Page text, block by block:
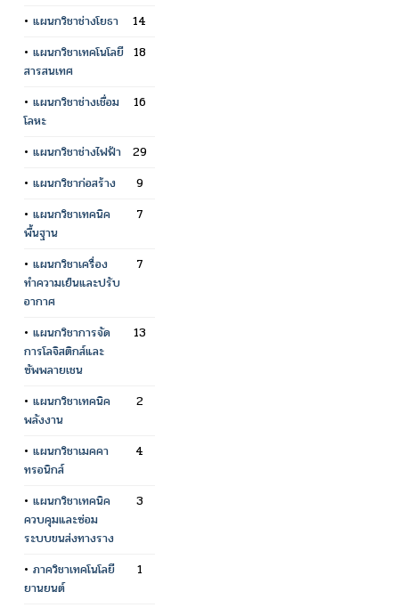
• แผนกวิชาช่างโยธา
14
• แผนกวิชาเทคโนโลยี
สารสนเทศ
18
• แผนกวิชาช่างเชื่อม
โลหะ
16
• แผนกวิชาช่างไฟฟ้า
29
• แผนกวิชาก่อสร้าง
9
• แผนกวิชาเทคนิค
พื้นฐาน
7
• แผนกวิชาเครื่อง
ทำความเย็นและปรับ
อากาศ
7
• แผนกวิชาการจัด
การโลจิสติกส์และ
ซัพพลายเชน
13
• แผนกวิชาเทคนิค
พลังงาน
2
• แผนกวิชาเมคคา
ทรอนิกส์
4
• แผนกวิชาเทคนิค
ควบคุมและซ่อม
ระบบขนส่งทางราง
3
• ภาควิชาเทคโนโลยี
ยานยนต์
1